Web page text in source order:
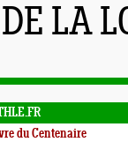
LA
du Centenaire